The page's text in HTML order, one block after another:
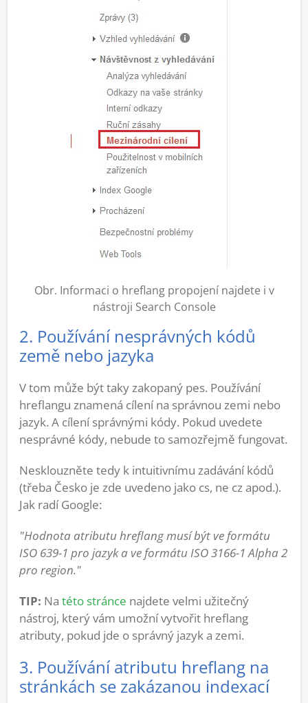
Obr. Informaci o hreflang propojení najdete i v
nástroji Search Console
2. Používání nesprávných kódů
země nebo jazyka
V tom může být taky zakopaný pes. Používání
hreflangu znamená cílení na správnou zemi nebo
jazyk. A cílení správnými kódy. Pokud uvedete
nesprávné kódy, nebude to samozřejmě fungovat.
Nesklouzněte tedy k intuitivnímu zadávání kódů
(třeba Česko je zde uvedeno jako cs, ne cz apod.).
Jak radí Google:
"Hodnota atributu hreflang musí být ve formátu
ISO 639-1 pro jazyk a ve formátu ISO 3166-1 Alpha 2
pro region."
TIP: Na této stránce najdete velmi užitečný
nástroj, který vám umožní vytvořit hreflang
atributy, pokud jde o správný jazyk a zemi.
3. Používání atributu hreflang na
stránkách se zakázanou indexací